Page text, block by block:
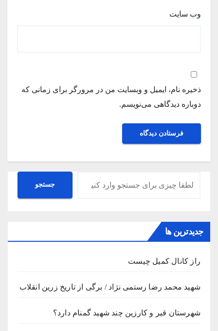
وب‌ سایت
ذخیره نام، ایمیل و وبسایت من در مرورگر برای زمانی که
دوباره دیدگاهی می‌نویسم.
جستجو جستجو
جدیدترین ها
راز کانال کمیل چیست
شهید محمد رضا رستمی نژاد / برگی از تاریخ زرین انقلاب
شهرستان قیر و کارزین چند شهید گمنام دارد؟